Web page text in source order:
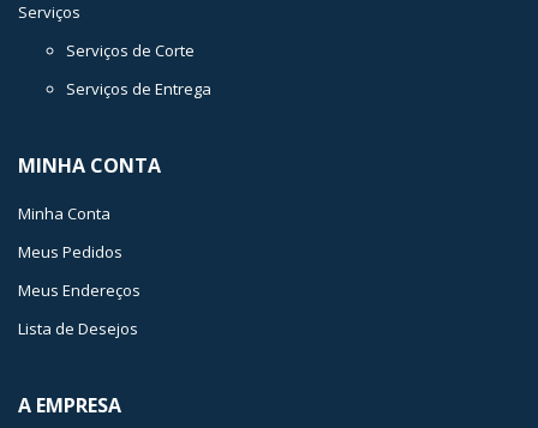
Serviços
Serviços de Corte
Serviços de Entrega
MINHA CONTA
Minha Conta
Meus Pedidos
Meus Endereços
Lista de Desejos
A EMPRESA